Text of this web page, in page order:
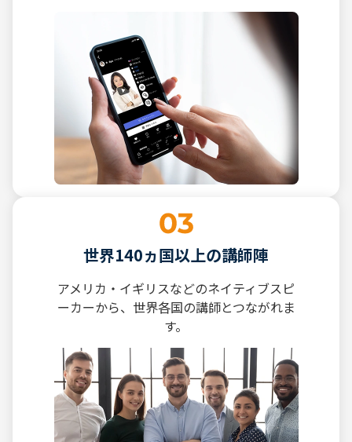
世界140ヵ国以上の講師陣
アメリカ・イギリスなどのネイティブスピ
ーカーから、世界各国の講師とつながれま
す。